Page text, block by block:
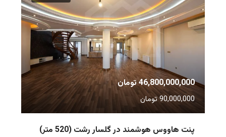
46,800,000,000 تومان
90,000,000 تومان
پنت هاووس هوشمند در گلسار رشت (520 متر)